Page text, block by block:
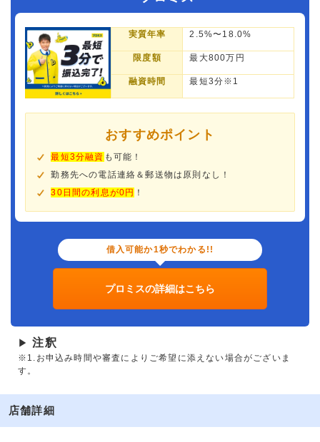
実質年率 2.5%〜18.0%
限度額 最大800万円
融資時間 最短3分※1
おすすめポイント
最短3分融資 も可能！
勤務先への電話連絡＆郵送物は原則なし！
30日間の利息が0円 ！
借入可能か1秒でわかる!!
プロミスの詳細はこちら
▶ 注釈
※1.お申込み時間や審査によりご希望に添えない場合がございま
す。
店舗詳細